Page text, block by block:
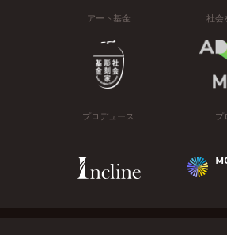
アート基金 社会
プロデュース プ